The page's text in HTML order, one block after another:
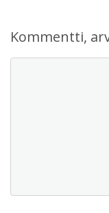
Kommentti,